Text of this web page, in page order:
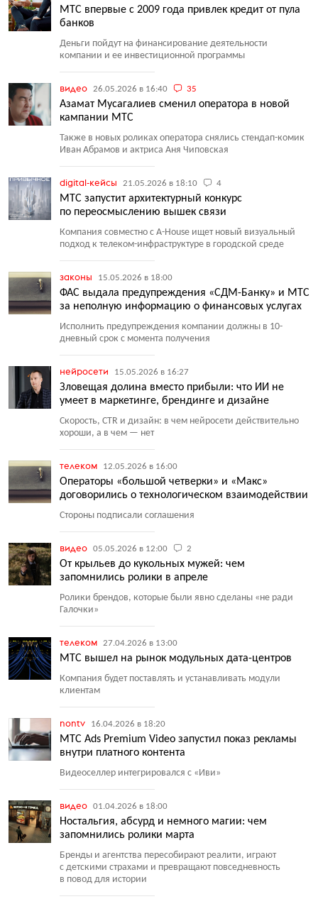
МТС впервые с 2009 года привлек кредит от пула
банков
Деньги пойдут на финансирование деятельности
компании и ее инвестиционной программы
видео 26.05.2026 в 16:40 35
Азамат Мусагалиев сменил оператора в новой
кампании МТС
Также в новых роликах оператора снялись стендап-комик
Иван Абрамов и актриса Аня Чиповская
digital-кейсы 21.05.2026 в 18:10 4
МТС запустит архитектурный конкурс
по переосмыслению вышек связи
Компания совместно с A-House ищет новый визуальный
подход к телеком-инфраструктуре в городской среде
законы 15.05.2026 в 18:00
ФАС выдала предупреждения «СДМ-Банку» и МТС
за неполную информацию о финансовых услугах
Исполнить предупреждения компании должны в 10-
дневный срок с момента получения
нейросети 15.05.2026 в 16:27
Зловещая долина вместо прибыли: что ИИ не
умеет в маркетинге, брендинге и дизайне
Скорость, CTR и дизайн: в чем нейросети действительно
хороши, а в чем — нет
телеком 12.05.2026 в 16:00
Операторы «большой четверки» и «Макс»
договорились о технологическом взаимодействии
Стороны подписали соглашения
видео 05.05.2026 в 12:00 2
От крыльев до кукольных мужей: чем
запомнились ролики в апреле
Ролики брендов, которые были явно сделаны «не ради
Галочки»
телеком 27.04.2026 в 13:00
МТС вышел на рынок модульных дата-центров
Компания будет поставлять и устанавливать модули
клиентам
nontv 16.04.2026 в 18:20
МТС Ads Premium Video запустил показ рекламы
внутри платного контента
Видеоселлер интегрировался с «Иви»
видео 01.04.2026 в 18:00
Ностальгия, абсурд и немного магии: чем
запомнились ролики марта
Бренды и агентства пересобирают реалити, играют
с детскими страхами и превращают повседневность
в повод для истории